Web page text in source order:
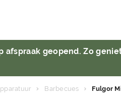
afspraak geopend. Zo
Barbecues Fulgor